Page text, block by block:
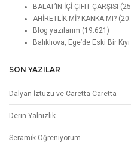
BALAT’IN İÇİ ÇIFIT ÇARŞISI
AHİRETLİK Mİ? KANKA MI?
Blog yazılarım (19.621)
Balıklıova, Ege’de Eski Bir
SON YAZILAR
Dalyan İztuzu ve Caretta Caretta
Derin Yalnızlık
Seramik Öğreniyorum